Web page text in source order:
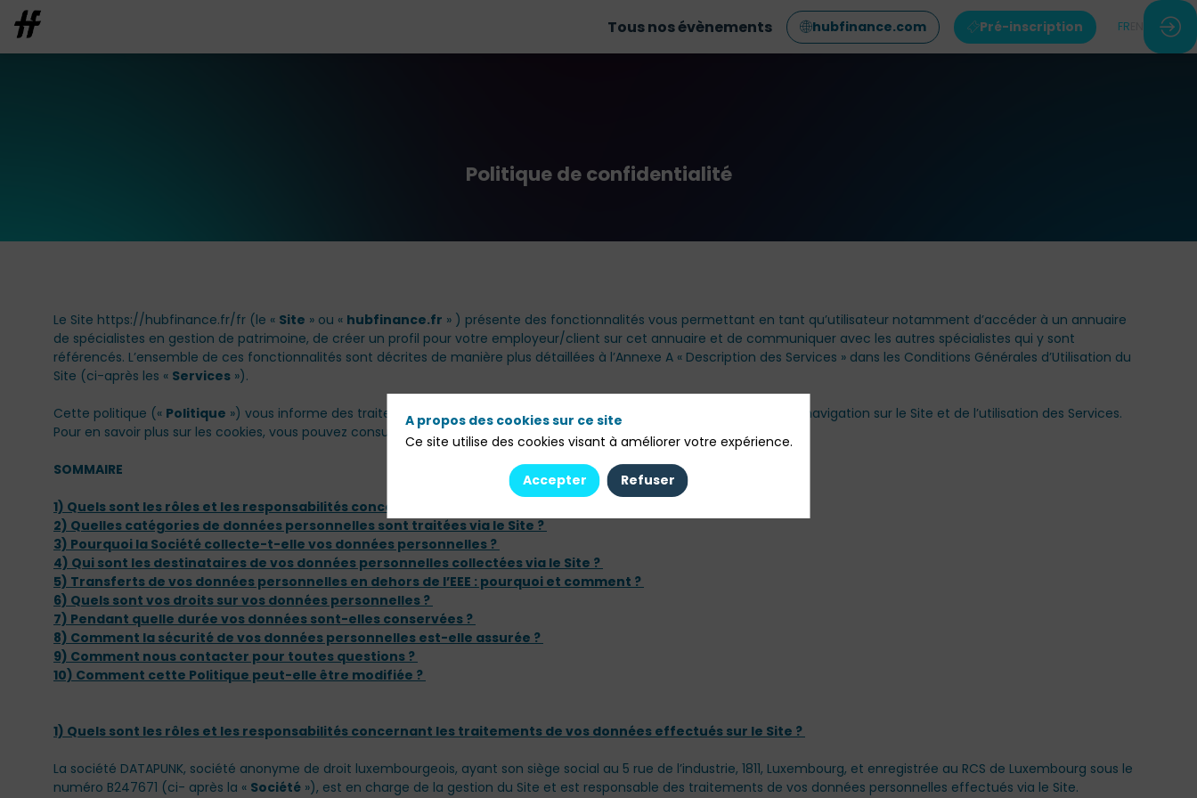
Tous nos évènements hubfinance.com Pré-inscription FR
Politique de confidentialité
Le Site https://hubfinance.fr/fr (le « Site » ou « hubfinance.fr » ) présente des fonctionnalités vous permettant en tant qu’utilisateur notamment d’accéder à un annuaire
de spécialistes en gestion de patrimoine, de créer un profil pour votre employeur/client sur cet annuaire et de communiquer avec les autres spécialistes qui y sont
référencés. L’ensemble de ces fonctionnalités sont décrites de manière plus détaillées à l’Annexe A « Description des Services » dans les Conditions Générales d’Utilisation du
Site (ci-après les « Services »).
Cette politique (« Politique ») vous informe des traitements effectués sur vos données personnelles résultant de votre navigation sur le Site et de l’utilisation des Services.
Pour en savoir plus sur les cookies, vous pouvez consulter la Politique Cookies.
SOMMAIRE
1) Quels sont les rôles et les responsabilités concernant les traitements de vos données effectués via le Site ?
2) Quelles catégories de données personnelles sont traitées via le Site ?
3) Pourquoi la Société collecte-t-elle vos données personnelles ?
4) Qui sont les destinataires de vos données personnelles collectées via le Site ?
5) Transferts de vos données personnelles en dehors de l’EEE : pourquoi et comment ?
6) Quels sont vos droits sur vos données personnelles ?
7) Pendant quelle durée vos données sont-elles conservées ?
8) Comment la sécurité de vos données personnelles est-elle assurée ?
9) Comment nous contacter pour toutes questions ?
10) Comment cette Politique peut-elle être modifiée ?
1) Quels sont les rôles et les responsabilités concernant les traitements de vos données effectués sur le Site ?
La société DATAPUNK, société anonyme de droit luxembourgeois, ayant son siège social au 5 rue de l’industrie, 1811, Luxembourg, et enregistrée au RCS de Luxembourg sous le
numéro B247671 (ci- après la « Société »), est en charge de la gestion du Site et est responsable des traitements de vos données personnelles effectués via le Site.
A propos des cookies sur ce site
Ce site utilise des cookies visant à améliorer votre expérience.
Accepter Refuser